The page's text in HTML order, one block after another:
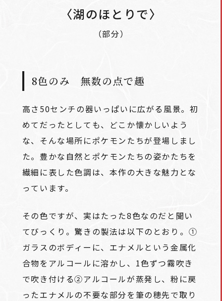
〈湖のほとりで〉
（部分）
8色のみ 無数の点で趣
高さ50センチの器いっぱいに広がる風景。初
めてだったとしても、どこか懐かしいよう
な、そんな場所にポケモンたちが登場しまし
た。豊かな自然とポケモンたちの姿かたちを
繊細に表した色調は、本作の大きな魅力とな
っています。
その色ですが、実はたった8色なのだと聞い
てびっくり。驚きの製法は以下のとおり――。①
ガラスのボディーに、エナメルという金属化
合物をアルコールに溶かし、1色ずつ霧吹き
で吹き付ける②アルコールが蒸発し、粉に戻
ったエナメルの不要な部分を筆の穂先で取り